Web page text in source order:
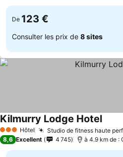
De 123 €
Consulter les prix de 8 sites
3 ÉtoilesHôtel Studio de fitness haute
Kilmurry Lodge Hotel
8,6 Excellent 4 745 à 4.9 km de :